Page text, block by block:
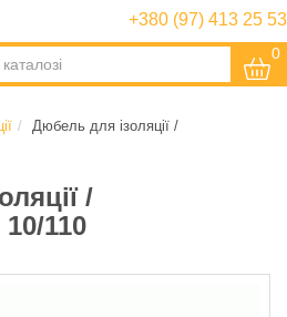
+380 (97) 413 25 53
0
Дюбель для ізоляції /
/
110